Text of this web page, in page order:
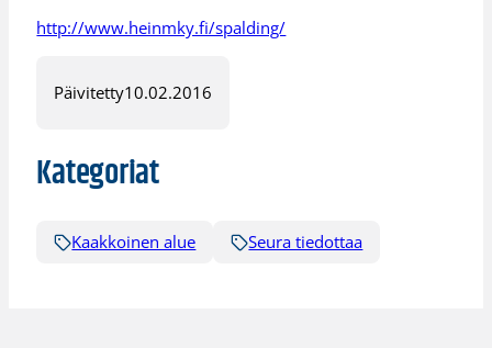
http://www.heinmky.fi/spalding/
Päivitetty10.02.2016
Kategoriat
Kaakkoinen alue Seura tiedottaa